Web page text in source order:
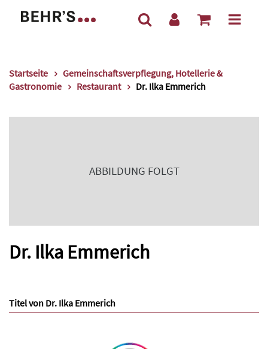
Startseite
Gemeinschaftsverpflegung, Hotellerie &
Gastronomie
Restaurant Dr. Ilka Emmerich
ABBILDUNG FOLGT
Dr. Ilka Emmerich
Titel von Dr. Ilka Emmerich